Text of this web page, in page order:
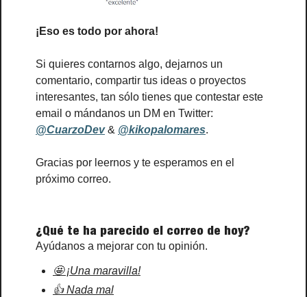
¡Eso es todo por ahora!
Si quieres contarnos algo, dejarnos un
comentario, compartir tus ideas o proyectos
interesantes, tan sólo tienes que contestar este
@CuarzoDev & @kikopalomares.
Gracias por leernos y te esperamos en el
próximo correo.
¿Qué te ha parecido el correo de hoy?
Ayúdanos a mejorar con tu opinión.
🤩 ¡Una maravilla!
👍 Nada mal